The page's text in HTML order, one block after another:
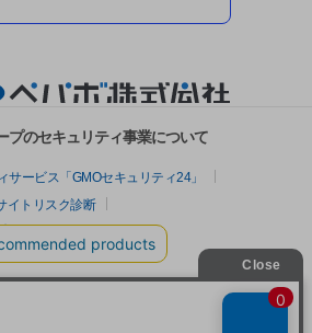
プのセキュリティ事業について
ービス「GMOセキュリティ24」
イトリスク診断
ット
ーセキュリティ byイエラエ）